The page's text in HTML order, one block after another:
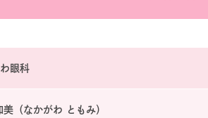
眼科
美（なかがわ ともみ）